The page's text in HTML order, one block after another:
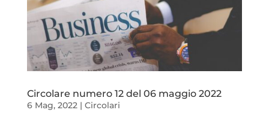
Circolare numero 12 del 06 maggio 2022
6 Mag, 2022| Circolari